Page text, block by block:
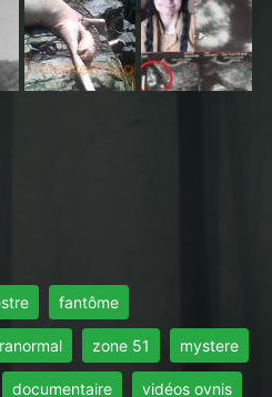
fantôme
zone 51 mystere
documentaire vidéos ovnis